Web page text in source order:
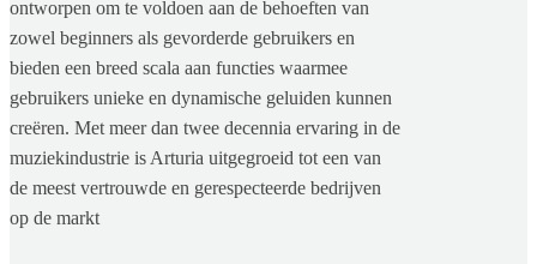
ontworpen om te voldoen aan de behoeften van
zowel beginners als gevorderde gebruikers en
bieden een breed scala aan functies waarmee
gebruikers unieke en dynamische geluiden kunnen
creëren. Met meer dan twee decennia ervaring in de
muziekindustrie is Arturia uitgegroeid tot een van
de meest vertrouwde en gerespecteerde bedrijven
op de markt